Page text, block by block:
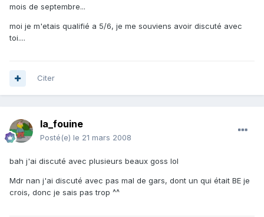
mois de septembre...
moi je m'etais qualifié a 5/6, je me souviens avoir discuté avec
toi....
Citer
la_fouine
Posté(e) le 21 mars 2008
bah j'ai discuté avec plusieurs beaux goss lol
Mdr nan j'ai discuté avec pas mal de gars, dont un qui était BE je
crois, donc je sais pas trop ^^